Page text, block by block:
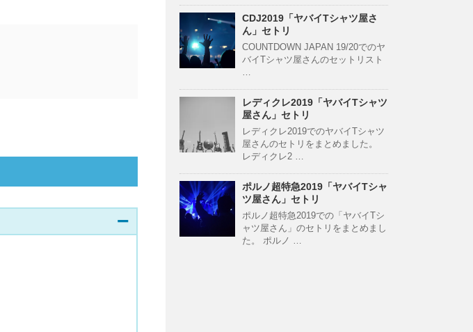
CDJ2019「ヤバイTシャツ屋さ
ん」セトリ
COUNTDOWN JAPAN 19/20でのヤ
バイTシャツ屋さんのセットリスト
…
レディクレ2019「ヤバイTシャツ
屋さん」セトリ
レディクレ2019でのヤバイTシャツ
屋さんのセトリをまとめました。
レディクレ2 …
ポルノ超特急2019「ヤバイTシャ
ツ屋さん」セトリ
ポルノ超特急2019での「ヤバイTシ
ャツ屋さん」のセトリをまとめまし
た。 ポルノ …